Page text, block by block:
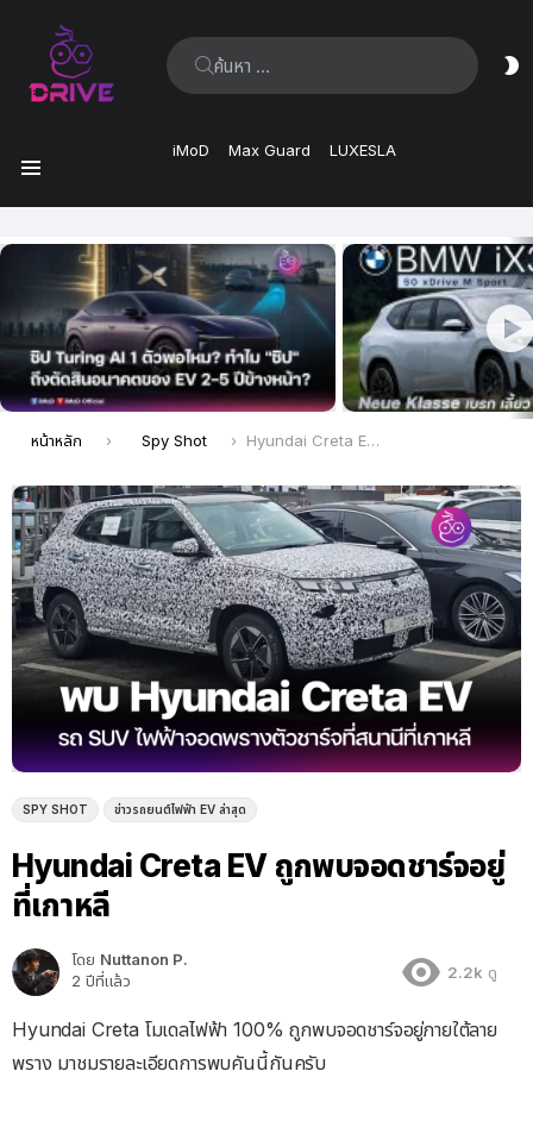
ค้นหา:
iMoD Max Guard LUXESLA
ล่าสุด
คุณอยู่ที่นี่:
หน้าหลัก Spy Shot Hyundai Creta EV ถูกพบจอดชาร์จอยู่ที่เกาหลี
SPY SHOT ข่าวรถยนต์ไฟฟ้า EV ล่าสุด
Hyundai Creta EV ถูกพบจอดชาร์จอยู่
ที่เกาหลี
โดย Nuttanon P.
2 ปีที่แล้ว
2.2k ดู
Hyundai Creta โมเดลไฟฟ้า 100% ถูกพบจอดชาร์จอยู่ภายใต้ลาย
พราง มาชมรายละเอียดการพบคันนี้กันครับ